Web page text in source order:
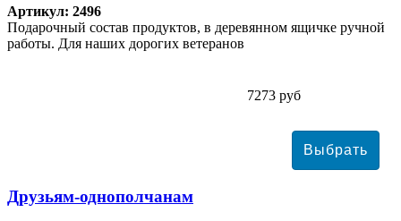
Артикул: 2496
Подарочный состав продуктов, в деревянном ящичке ручной
работы. Для наших дорогих ветеранов
7273 руб
Друзьям-однополчанам